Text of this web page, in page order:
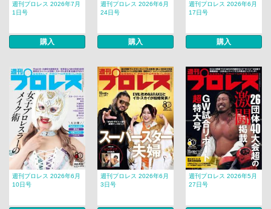
週刊プロレス 2026年7月
1日号
購入
週刊プロレス 2026年6月
24日号
購入
週刊プロレス 2026年6月
17日号
購入
週刊プロレス 2026年6月
10日号
週刊プロレス 2026年6月
3日号
週刊プロレス 2026年5月
27日号